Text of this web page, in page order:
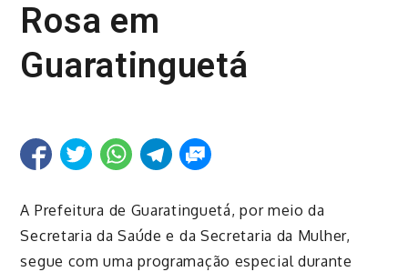
Rosa em
Guaratinguetá
A Prefeitura de Guaratinguetá, por meio da
Secretaria da Saúde e da Secretaria da Mulher,
segue com uma programação especial durante